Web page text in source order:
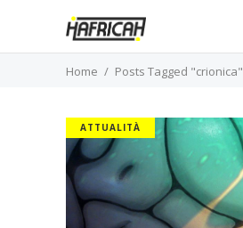
Home Posts Tagged "crionica"
ATTUALITÀ